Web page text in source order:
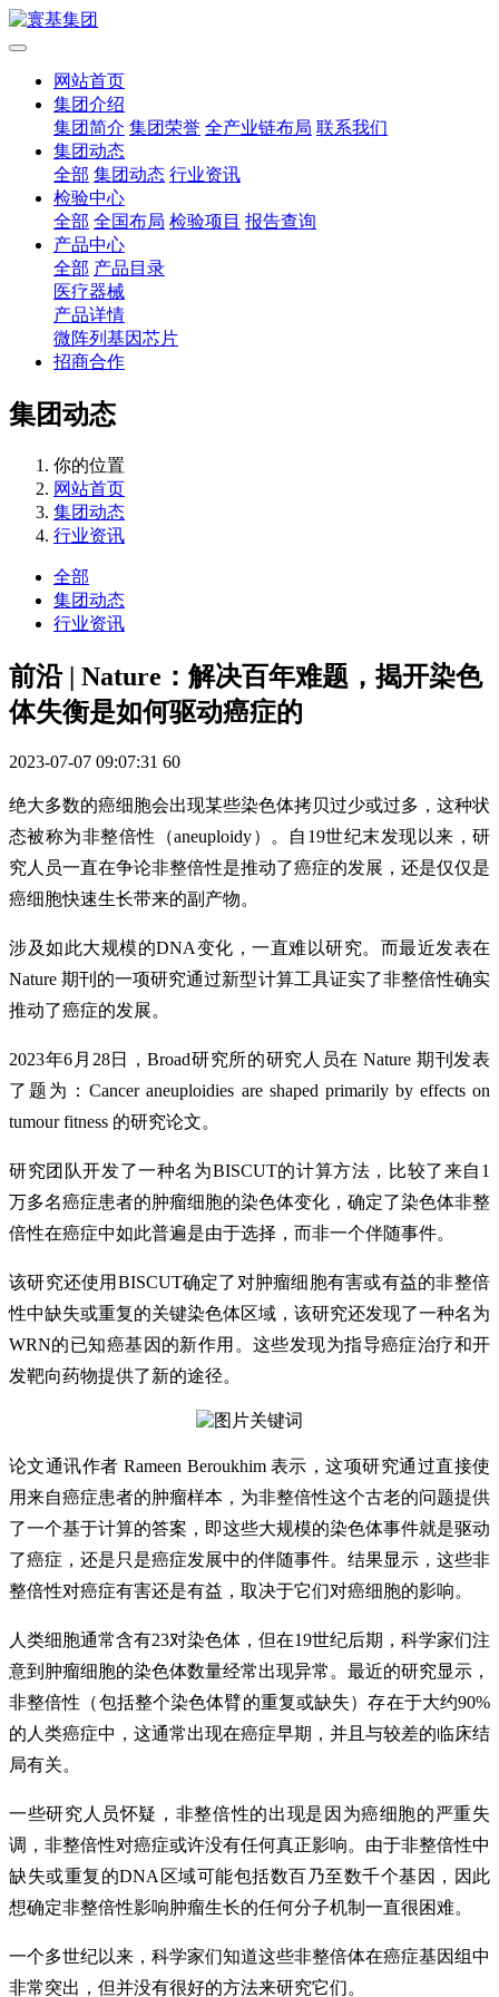
网站首页
集团介绍
集团简介 集团荣誉 全产业链布局 联系我们
集团动态
全部 集团动态 行业资讯
检验中心
全部 全国布局 检验项目 报告查询
产品中心
全部 产品目录
医疗器械
产品详情
微阵列基因芯片
招商合作
集团动态
你的位置
网站首页
集团动态
行业资讯
全部
集团动态
行业资讯
前沿 | Nature：解决百年难题，揭开染色
体失衡是如何驱动癌症的
2023-07-07 09:07:31 60
绝大多数的癌细胞会出现某些染色体拷贝过少或过多，这种状
态被称为非整倍性（aneuploidy）。自19世纪末发现以来，研
究人员一直在争论非整倍性是推动了癌症的发展，还是仅仅是
癌细胞快速生长带来的副产物。
涉及如此大规模的DNA变化，一直难以研究。而最近发表在
Nature 期刊的一项研究通过新型计算工具证实了非整倍性确实
推动了癌症的发展。
2023年6月28日，Broad研究所的研究人员在 Nature 期刊发表
了题为：Cancer aneuploidies are shaped primarily by effects on
tumour fitness 的研究论文。
研究团队开发了一种名为BISCUT的计算方法，比较了来自1
万多名癌症患者的肿瘤细胞的染色体变化，确定了染色体非整
倍性在癌症中如此普遍是由于选择，而非一个伴随事件。
该研究还使用BISCUT确定了对肿瘤细胞有害或有益的非整倍
性中缺失或重复的关键染色体区域，该研究还发现了一种名为
WRN的已知癌基因的新作用。这些发现为指导癌症治疗和开
发靶向药物提供了新的途径。
论文通讯作者 Rameen Beroukhim 表示，这项研究通过直接使
用来自癌症患者的肿瘤样本，为非整倍性这个古老的问题提供
了一个基于计算的答案，即这些大规模的染色体事件就是驱动
了癌症，还是只是癌症发展中的伴随事件。结果显示，这些非
整倍性对癌症有害还是有益，取决于它们对癌细胞的影响。
人类细胞通常含有23对染色体，但在19世纪后期，科学家们注
意到肿瘤细胞的染色体数量经常出现异常。最近的研究显示，
非整倍性（包括整个染色体臂的重复或缺失）存在于大约90%
的人类癌症中，这通常出现在癌症早期，并且与较差的临床结
局有关。
一些研究人员怀疑，非整倍性的出现是因为癌细胞的严重失
调，非整倍性对癌症或许没有任何真正影响。由于非整倍性中
缺失或重复的DNA区域可能包括数百乃至数千个基因，因此
想确定非整倍性影响肿瘤生长的任何分子机制一直很困难。
一个多世纪以来，科学家们知道这些非整倍体在癌症基因组中
非常突出，但并没有很好的方法来研究它们。